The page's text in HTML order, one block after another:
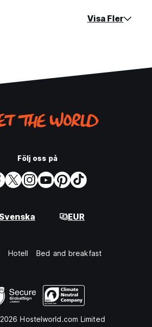
Visa Fler
Följ oss på
EUR
Hotell Bed and breakfast
Hostelworld.com Limited